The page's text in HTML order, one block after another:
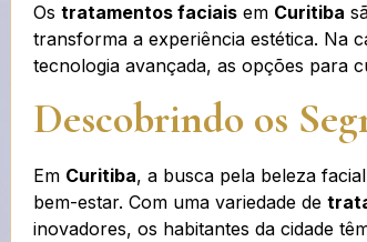
Ostratamentos faciais em Curitiba
transforma a experiência estética. Na
tecnologia avançada, as opções para
Descobrindo os
Em Curitiba, a busca pela beleza
bem-estar. Com uma variedade de
inovadores, os habitantes da cidade